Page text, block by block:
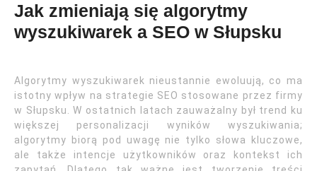
Jak zmieniają się algorytmy
wyszukiwarek a SEO w Słupsku
Algorytmy wyszukiwarek nieustannie ewoluują, co ma
istotny wpływ na strategie SEO stosowane przez firmy
w Słupsku. W ostatnich latach zauważalny był trend ku
większej personalizacji wyników wyszukiwania;
algorytmy biorą pod uwagę nie tylko słowa kluczowe,
ale także intencje użytkowników oraz kontekst ich